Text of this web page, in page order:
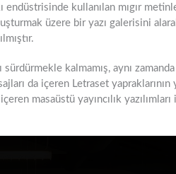
endüstrisinde kullanılan mıgır
üzere bir yazı galerisini
sürdürmekle kalmamış, aynı
da içeren Letraset
masaüstü yayıncılık